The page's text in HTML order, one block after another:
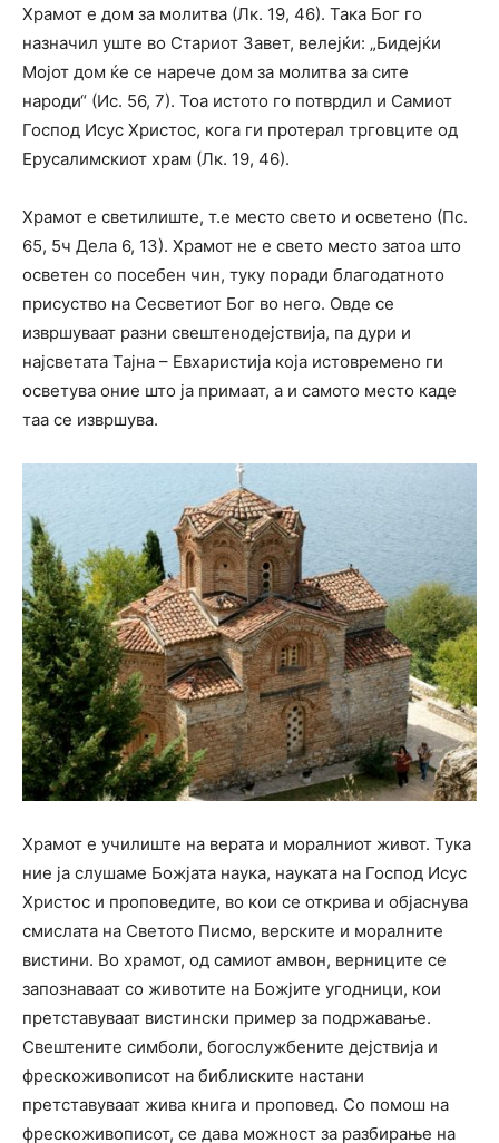
Храмот е дом за молитва (Лк. 19, 46). Така Бог го
назначил уште во Стариот Завет, велејќи: „Бидејќи
Мојот дом ќе се нарече дом за молитва за сите
народи“ (Ис. 56, 7). Тоа истото го потврдил и Самиот
Господ Исус Христос, кога ги протерал трговците од
Ерусалимскиот храм (Лк. 19, 46).
Храмот е светилиште, т.е место свето и осветено (Пс.
65, 5ч Дела 6, 13). Храмот не е свето место затоа што
осветен со посебен чин, туку поради благодатното
присуство на Сесветиот Бог во него. Овде се
извршуваат разни свештенодејствија, па дури и
најсветата Тајна – Евхаристија која истовремено ги
осветува оние што ја примаат, а и самото место каде
таа се извршува.
Храмот е училиште на верата и моралниот живот. Тука
ние ја слушаме Божјата наука, науката на Господ Исус
Христос и проповедите, во кои се открива и објаснува
смислата на Светото Писмо, верските и моралните
вистини. Во храмот, од самиот амвон, верниците се
запознаваат со животите на Божјите угодници, кои
претставуваат вистински пример за подржавање.
Свештените симболи, богослужбените дејствија и
фрескоживописот на библиските настани
претставуваат жива книга и проповед. Со помош на
фрескоживописот, се дава можност за разбирање на